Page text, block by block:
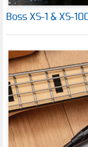
Boss XS-1 & XS-